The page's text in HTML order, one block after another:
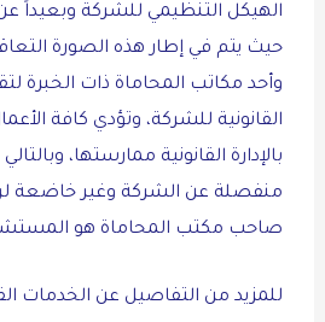
الهيكل التنظيمي للشركة وبعيداً عن
حيث يتم في إطار هذه الصورة
وأحد مكاتب المحاماة ذات الخبرة
القانونية للشركة، وتؤدي كافة
بالإدارة القانونية ممارستها،
منفصلة عن الشركة وغير خاضعة
صاحب مكتب المحاماة هو
للمزيد من التفاصيل عن الخدمات